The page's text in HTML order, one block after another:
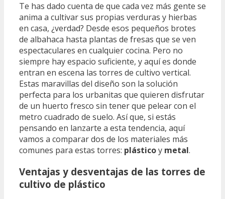
Te has dado cuenta de que cada vez más gente se
anima a cultivar sus propias verduras y hierbas
en casa, ¿verdad? Desde esos pequeños brotes
de albahaca hasta plantas de fresas que se ven
espectaculares en cualquier cocina. Pero no
siempre hay espacio suficiente, y aquí es donde
entran en escena las torres de cultivo vertical.
Estas maravillas del diseño son la solución
perfecta para los urbanitas que quieren disfrutar
de un huerto fresco sin tener que pelear con el
metro cuadrado de suelo. Así que, si estás
pensando en lanzarte a esta tendencia, aquí
vamos a comparar dos de los materiales más
comunes para estas torres: plásticoy metal.
Ventajas y desventajas de las torres de
cultivo de plástico